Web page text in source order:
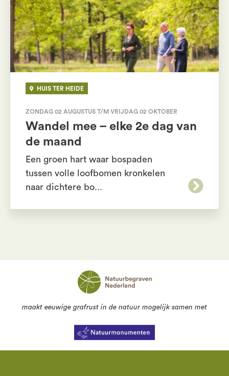
HUIS TER HEIDE
ZONDAG 02 AUGUSTUS T/M VRIJDAG 02 OKTOBER
Wandel mee – elke 2e dag van
de maand
Een groen hart waar bospaden
tussen volle loofbomen kronkelen
naar dichtere bo...
maakt eeuwige grafrust in de natuur mogelijk samen met